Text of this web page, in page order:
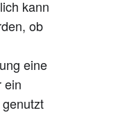
kann
ob
eine
ein